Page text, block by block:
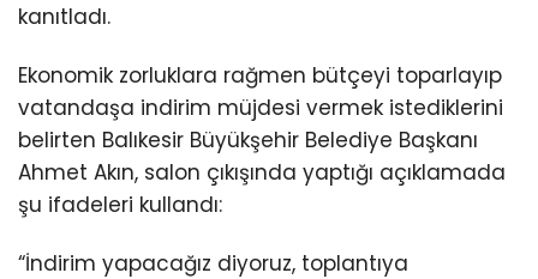
kanıtladı.
Ekonomik zorluklara rağmen bütçeyi toparlayıp
vatandaşa indirim müjdesi vermek istediklerini
belirten Balıkesir Büyükşehir Belediye Başkanı
Ahmet Akın, salon çıkışında yaptığı açıklamada
şu ifadeleri kullandı:
“İndirim yapacağız diyoruz, toplantıya